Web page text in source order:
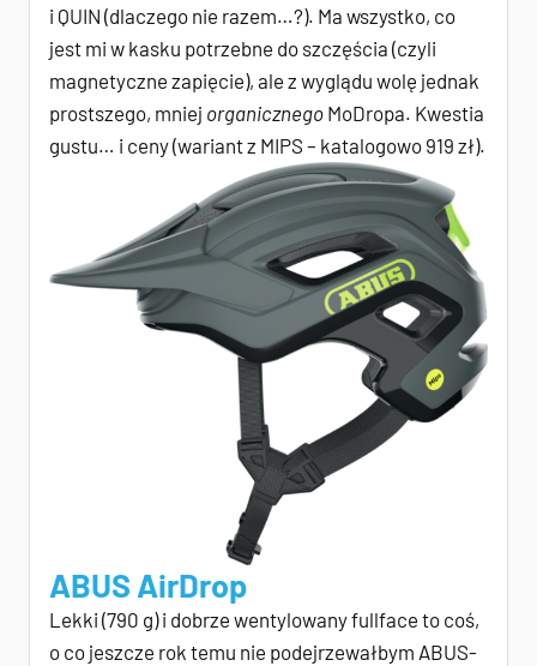
i QUIN (dlaczego nie razem…?). Ma wszystko, co
jest mi w kasku potrzebne do szczęścia (czyli
magnetyczne zapięcie), ale z wyglądu wolę jednak
prostszego, mniej organicznego MoDropa. Kwestia
gustu… i ceny (wariant z MIPS – katalogowo 919 zł).
ABUS AirDrop
Lekki (790 g) i dobrze wentylowany fullface to coś,
o co jeszcze rok temu nie podejrzewałbym ABUS-